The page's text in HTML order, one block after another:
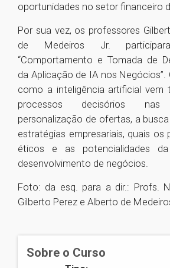
oportunidades no setor financeiro
Por sua vez, os professores
de Medeiros Jr.
“Comportamento e Tomada de
da Aplicação de IA nos
como a inteligência artificial vem
processos decisórios
personalização de ofertas, a
estratégias empresariais, quais os
éticos e as potencialidades
desenvolvimento de negócios.
Foto: da esq. para a dir.: Profs.
Gilberto Perez e Alberto de1
Sobre o Curso